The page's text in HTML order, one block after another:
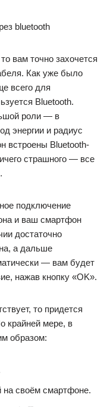
вам точно захочется
Как уже было
всего для
Bluetooth.
роли — в
энергии и радиус
встроены Bluetooth-
страшного — все
подключение
и ваш смартфон
достаточно
а дальше
— вам будет
нажав кнопку «OK».
то придется
крайней мере, в
образом:
на своём смартфоне.